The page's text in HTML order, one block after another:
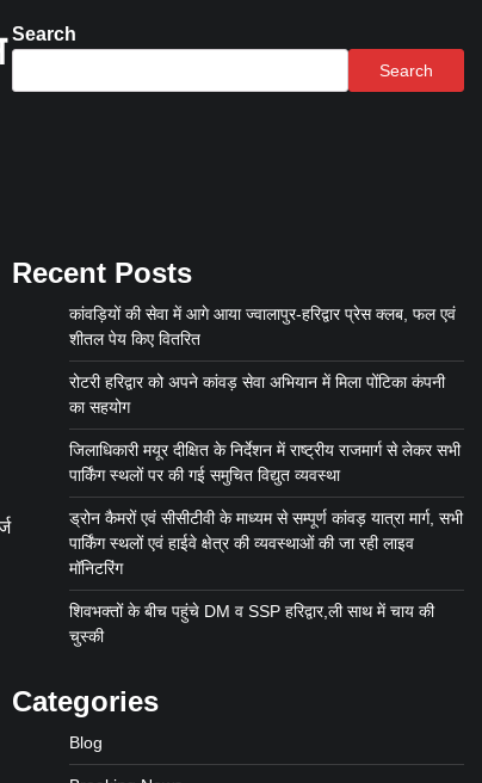
Search
Search
Recent Posts
कांवड़ियों की सेवा में आगे आया ज्वालापुर-हरिद्वार प्रेस क्लब, फल एवं
शीतल पेय किए वितरित
रोटरी हरिद्वार को अपने कांवड़ सेवा अभियान में मिला पोंटिका कंपनी
का सहयोग
जिलाधिकारी मयूर दीक्षित के निर्देशन में राष्ट्रीय राजमार्ग से लेकर सभी
पार्किंग स्थलों पर की गई समुचित विद्युत व्यवस्था
ड्रोन कैमरों एवं सीसीटीवी के माध्यम से सम्पूर्ण कांवड़ यात्रा मार्ग, सभी
पार्किंग स्थलों एवं हाईवे क्षेत्र की व्यवस्थाओं की जा रही लाइव
मॉनिटरिंग
शिवभक्तों के बीच पहुंचे DM व SSP हरिद्वार,ली साथ में चाय की
चुस्की
Categories
Blog